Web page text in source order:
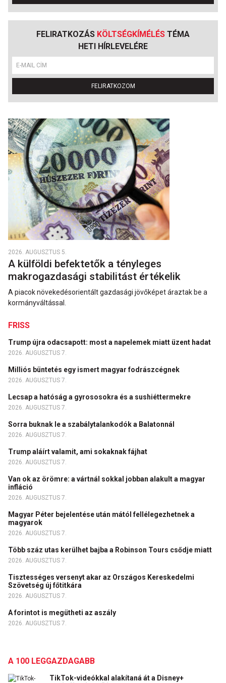
FELIRATKOZÁS KÖLTSÉGKÍMÉLÉS TÉMA
HETI HÍRLEVELÉRE
FELIRATKOZOM
2026. AUGUSZTUS 5.
A külföldi befektetők a tényleges
makrogazdasági stabilitást értékelik
A piacok növekedésorientált gazdasági jövőképet áraztak be a
kormányváltással.
FRISS
Trump újra odacsapott: most a napelemek miatt üzent hadat
2026. AUGUSZTUS 7.
Milliós büntetés egy ismert magyar fodrászcégnek
2026. AUGUSZTUS 7.
Lecsap a hatóság a gyrososokra és a sushiéttermekre
2026. AUGUSZTUS 7.
Sorra buknak le a szabálytalankodók a Balatonnál
2026. AUGUSZTUS 7.
Trump aláírt valamit, ami sokaknak fájhat
2026. AUGUSZTUS 7.
Van ok az örömre: a vártnál sokkal jobban alakult a magyar
infláció
2026. AUGUSZTUS 7.
Magyar Péter bejelentése után mától fellélegezhetnek a
magyarok
2026. AUGUSZTUS 7.
Több száz utas kerülhet bajba a Robinson Tours csődje miatt
2026. AUGUSZTUS 7.
Tisztességes versenyt akar az Országos Kereskedelmi
Szövetség új főtitkára
2026. AUGUSZTUS 7.
A forintot is megütheti az aszály
2026. AUGUSZTUS 7.
A 100 LEGGAZDAGABB
TikTok-videókkal alakítaná át a Disney+